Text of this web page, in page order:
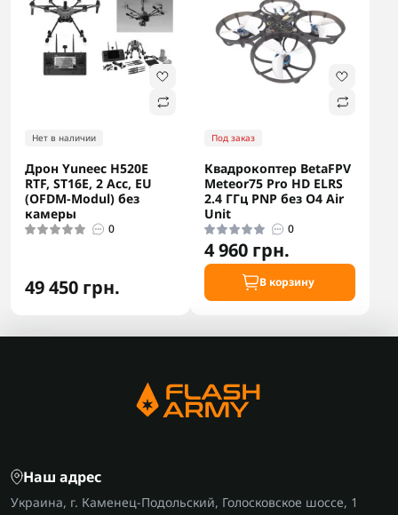
Нет в наличии
Дрон Yuneec H520E
RTF, ST16E, 2 Acc, EU
(OFDM-Modul) без
камеры
0
49 450 грн.
Под заказ
Квадрокоптер BetaFPV
Meteor75 Pro HD ELRS
2.4 ГГц PNP без O4 Air
Unit
0
4 960 грн.
В корзину
Наш адрес
Украина, г. Каменец-Подольский, Голосковское шоссе, 1